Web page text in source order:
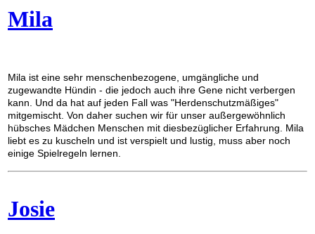
Mila
Mila ist eine sehr menschenbezogene, umgängliche und
zugewandte Hündin - die jedoch auch ihre Gene nicht verbergen
kann. Und da hat auf jeden Fall was "Herdenschutzmäßiges"
mitgemischt. Von daher suchen wir für unser außergewöhnlich
hübsches Mädchen Menschen mit diesbezüglicher Erfahrung. Mila
liebt es zu kuscheln und ist verspielt und lustig, muss aber noch
einige Spielregeln lernen.
Josie